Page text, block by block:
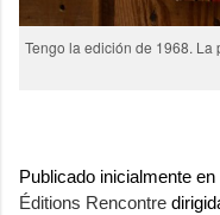
Tengo la edición de 1968.
Publicado inicialmente
Éditions Rencontre